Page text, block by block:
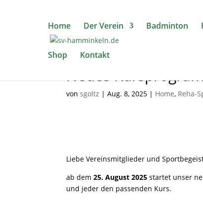
Home Der Verein Badminton
Shop Kontakt
Neues
vonsgoltz |Aug. 8, 2025 | Home, Reha-
Liebe Vereinsmitglieder und
ab dem25. August 2025 startet unser
und jeder den passenden Kurs.